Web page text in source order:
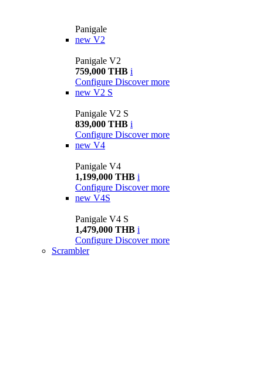
Panigale
new V2
Panigale V2
759,000 THB i
Configure Discover more
new V2 S
Panigale V2 S
839,000 THB i
Configure Discover more
new V4
Panigale V4
1,199,000 THB i
Configure Discover more
new V4S
Panigale V4 S
1,479,000 THB i
Configure Discover more
Scrambler